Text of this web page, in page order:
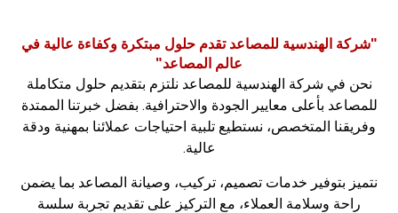
"شركة الهندسية للمصاعد تقدم حلول مبتكرة وكفاءة عالية في
عالم المصاعد"
نحن في شركة الهندسية للمصاعد نلتزم بتقديم حلول متكاملة
للمصاعد بأعلى معايير الجودة والاحترافية. بفضل خبرتنا الممتدة
وفريقنا المتخصص، نستطيع تلبية احتياجات عملائنا بمهنية ودقة
عالية.
نتميز بتوفير خدمات تصميم، تركيب، وصيانة المصاعد بما يضمن
راحة وسلامة العملاء، مع التركيز على تقديم تجربة سلسة